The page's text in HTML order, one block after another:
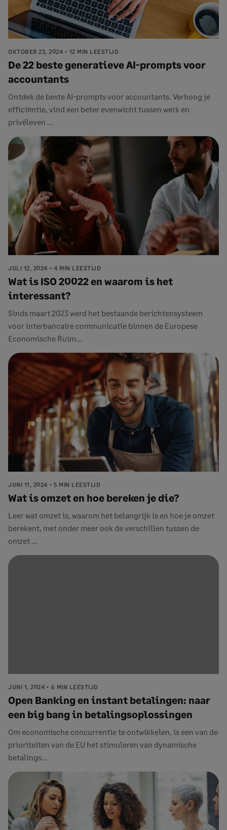
OKTOBER 23, 2024 12 MIN LEESTIJD
De 22 beste generatieve AI-prompts voor
accountants
Ontdek de beste AI-prompts voor accountants. Verhoog je
efficiëntie, vind een beter evenwicht tussen werk en
privéleven ...
JULI 12, 2024 4 MIN LEESTIJD
Wat is ISO 20022 en waarom is het
interessant?
Sinds maart 2023 werd het bestaande berichtensysteem
voor interbancaire communicatie binnen de Europese
Economische Ruim...
JUNI 11, 2024 5 MIN LEESTIJD
Wat is omzet en hoe bereken je die?
Leer wat omzet is, waarom het belangrijk is en hoe je omzet
berekent, met onder meer ook de verschillen tussen de
omzet ...
JUNI 1, 2024 6 MIN LEESTIJD
Open Banking en instant betalingen: naar
een big bang in betalingsoplossingen
Om economische concurrentie te ontwikkelen, is een van de
prioriteiten van de EU het stimuleren van dynamische
betalings...